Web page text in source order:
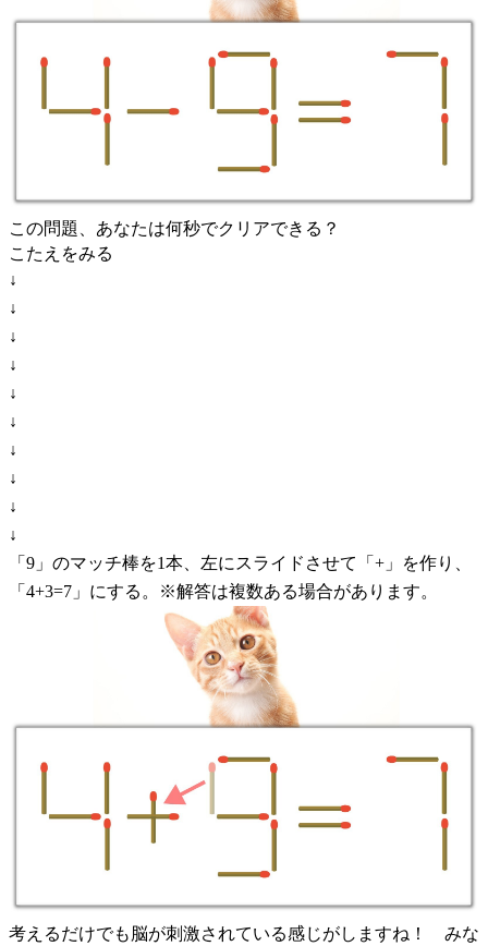
この問題、あなたは何秒でクリアできる？
こたえをみる
↓
↓
↓
↓
↓
↓
↓
↓
↓
↓
「9」のマッチ棒を1本、左にスライドさせて「+」を作り、
「4+3=7」にする。※解答は複数ある場合があります。
考えるだけでも脳が刺激されている感じがしますね！ みな